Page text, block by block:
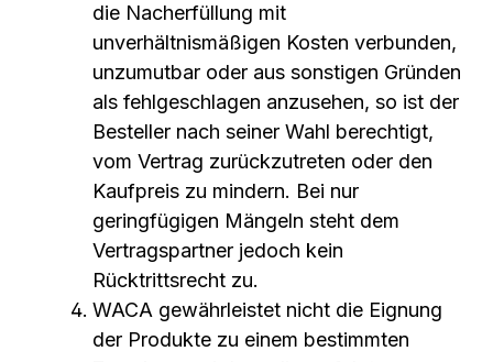
die Nacherfüllung mit
unverhältnismäßigen Kosten verbunden,
unzumutbar oder aus sonstigen Gründen
als fehlgeschlagen anzusehen, so ist der
Besteller nach seiner Wahl berechtigt,
vom Vertrag zurückzutreten oder den
Kaufpreis zu mindern. Bei nur
geringfügigen Mängeln steht dem
Vertragspartner jedoch kein
Rücktrittsrecht zu.
WACA gewährleistet nicht die Eignung
der Produkte zu einem bestimmten